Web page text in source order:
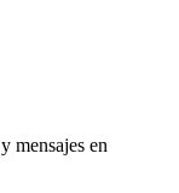
mensajes en